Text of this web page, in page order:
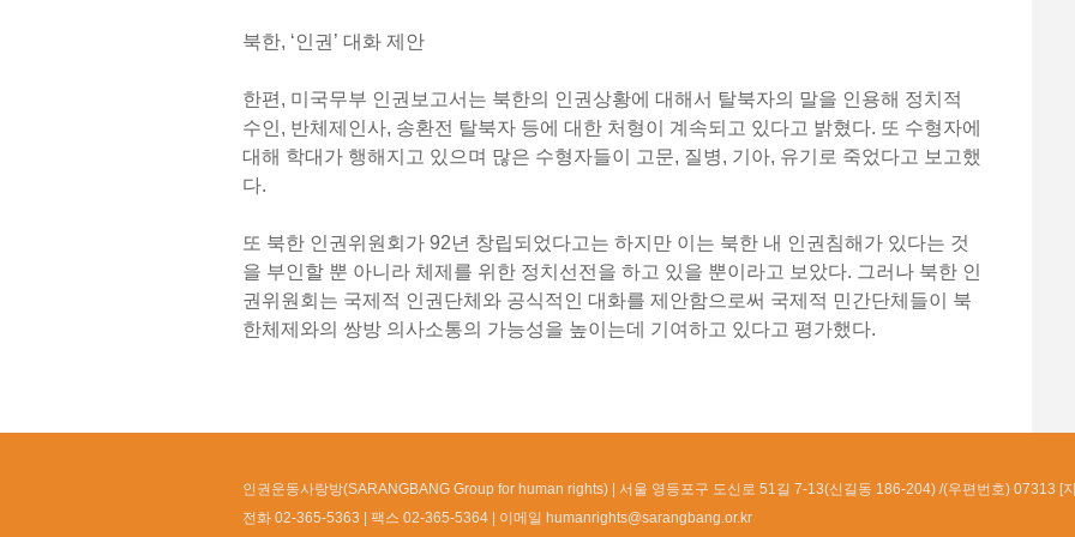
북한, ‘인권’ 대화 제안
한편, 미국무부 인권보고서는 북한의 인권상황에 대해서 탈북자의 말을 인용해 정치적
수인, 반체제인사, 송환전 탈북자 등에 대한 처형이 계속되고 있다고 밝혔다. 또 수형자에
대해 학대가 행해지고 있으며 많은 수형자들이 고문, 질병, 기아, 유기로 죽었다고 보고했
다.
또 북한 인권위원회가 92년 창립되었다고는 하지만 이는 북한 내 인권침해가 있다는 것
을 부인할 뿐 아니라 체제를 위한 정치선전을 하고 있을 뿐이라고 보았다. 그러나 북한 인
권위원회는 국제적 인권단체와 공식적인 대화를 제안함으로써 국제적 민간단체들이 북
한체제와의 쌍방 의사소통의 가능성을 높이는데 기여하고 있다고 평가했다.
인권운동사랑방(SARANGBANG Group for human rights) 서울 영등포구 도신로 51길 7-13(신길동 186-204) /(우편번호) 07313 [
전화 02-365-5363
팩스 02-365-5364 이메일 humanrights@sarangbang.or.kr